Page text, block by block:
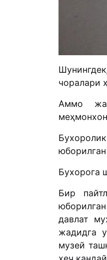
чоралари
Аммо
Бухорога
Бир
давлат
жадидга
музей